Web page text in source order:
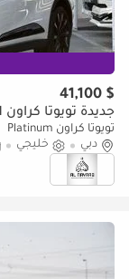
$ 41,100
جديدة تويوتا كراون PLATINUM
تويوتا كراون Platinum
دبي
خليجي